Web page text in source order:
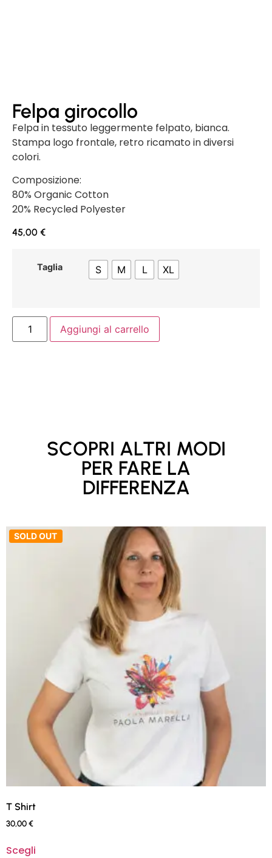
Felpa girocollo
Felpa in tessuto leggermente felpato, bianca.
Stampa logo frontale, retro ricamato in diversi
colori.
Composizione:
80% Organic Cotton
20% Recycled Polyester
45,00 €
Taglia S M L XL
Aggiungi al carrello
SCOPRI ALTRI MODI
PER FARE LA
DIFFERENZA
SOLD OUT
T Shirt
30,00€
Scegli